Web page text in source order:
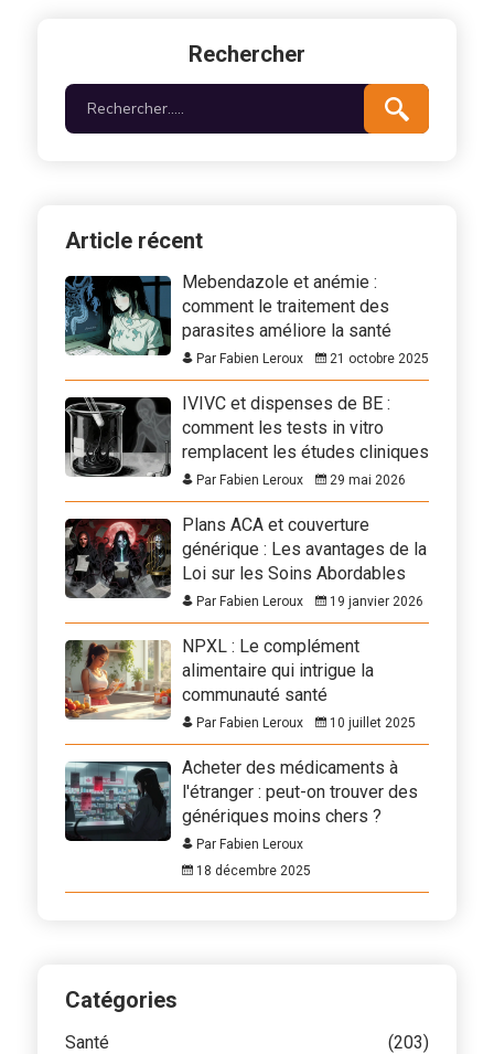
Rechercher
Article récent
Mebendazole et anémie :
comment le traitement des
parasites améliore la santé
Par Fabien Leroux 21 octobre 2025
IVIVC et dispenses de BE :
comment les tests in vitro
remplacent les études cliniques
Par Fabien Leroux 29 mai 2026
Plans ACA et couverture
générique : Les avantages de la
Loi sur les Soins Abordables
Par Fabien Leroux 19 janvier 2026
NPXL : Le complément
alimentaire qui intrigue la
communauté santé
Par Fabien Leroux 10 juillet 2025
Acheter des médicaments à
l'étranger : peut-on trouver des
génériques moins chers ?
Par Fabien Leroux
18 décembre 2025
Catégories
Santé (203)